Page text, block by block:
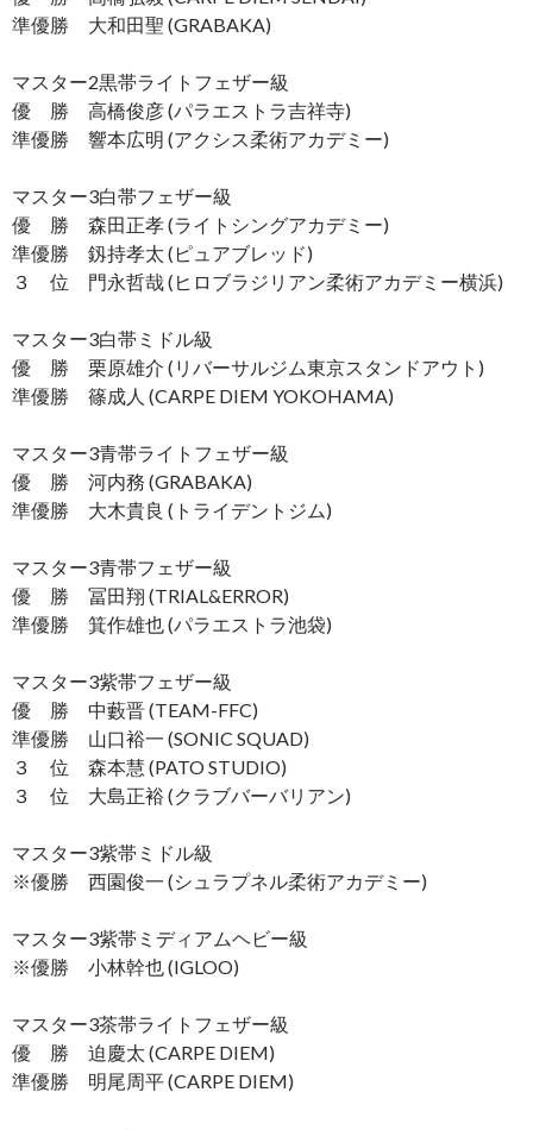
準優勝 大和田聖 (GRABAKA)
マスター2黒帯ライトフェザー級
優 勝 高橋俊彦 (パラエストラ吉祥寺)
準優勝 響本広明 (アクシス柔術アカデミー)
マスター3白帯フェザー級
優 勝 森田正孝 (ライトシングアカデミー)
準優勝 釼持孝太 (ピュアブレッド)
３ 位 門永哲哉 (ヒロブラジリアン柔術アカデミー横浜)
マスター3白帯ミドル級
優 勝 栗原雄介 (リバーサルジム東京スタンドアウト)
準優勝 篠成人 (CARPE DIEM YOKOHAMA)
マスター3青帯ライトフェザー級
優 勝 河内務 (GRABAKA)
準優勝 大木貴良 (トライデントジム)
マスター3青帯フェザー級
優 勝 冨田翔 (TRIAL&ERROR)
準優勝 箕作雄也 (パラエストラ池袋)
マスター3紫帯フェザー級
優 勝 中藪晋 (TEAM-FFC)
準優勝 山口裕一 (SONIC SQUAD)
３ 位 森本慧 (PATO STUDIO)
３ 位 大島正裕 (クラブバーバリアン)
マスター3紫帯ミドル級
※優勝 西園俊一 (シュラプネル柔術アカデミー)
マスター3紫帯ミディアムヘビー級
※優勝 小林幹也 (IGLOO)
マスター3茶帯ライトフェザー級
優 勝 迫慶太 (CARPE DIEM)
準優勝 明尾周平 (CARPE DIEM)